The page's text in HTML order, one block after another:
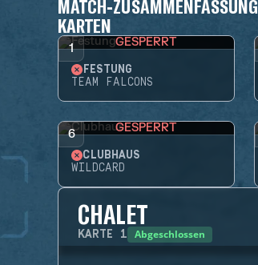
MATCH-ZUSAMMENFASSUNG
KARTEN
1 GESPERRT
FESTUNG
TEAM FALCONS
6 GESPERRT
CLUBHAUS
WILDCARD
CHALET
KARTE 1 Abgeschlossen